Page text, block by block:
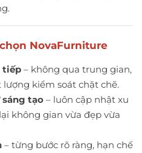
NovaFurniture
tiếp – không qua trung gian,
kiểm soát chặt chẽ.
tạo – luôn cập nhật xu
không gian vừa đẹp vừa
– từng bước rõ ràng, hạn chế